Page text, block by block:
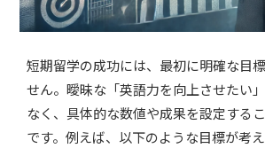
短期留学の成功には、最初に明確な目
せん。曖昧な「英語力を向上させたい
なく、具体的な数値や成果を設定する
です。例えば、以下のような目標が考え